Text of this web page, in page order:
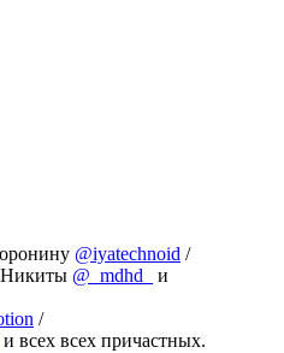
@iyatechnoid /
Никиты @_mdhd_
и
/
и всех всех причастных.